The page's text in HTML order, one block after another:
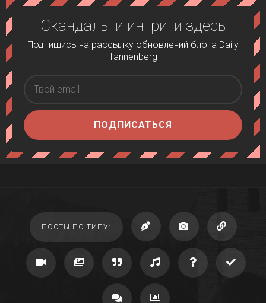
Скандалы и интриги здесь
Подпишись на рассылку обновлений блога Daily
Tannenberg
ПОДПИСАТЬСЯ
ПОСТЫ ПО ТИПУ: